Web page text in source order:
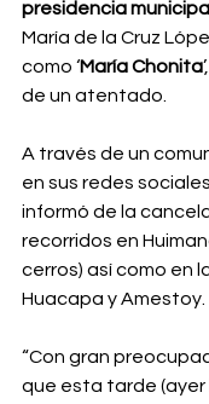
presidencia
María de la Cruz
como ‘María Chonita
de un atentado.
A través de un
en sus redes
informó de la
recorridos en
cerros) así como en
Huacapa y Amestoy.
“Con gran
que esta tarde (ayer